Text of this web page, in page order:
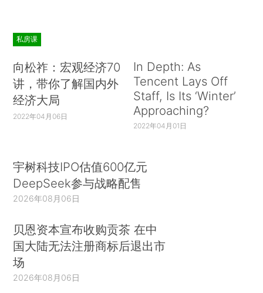
私房课
向松祚：宏观经济70
讲，带你了解国内外
经济大局
2022年04月06日
In Depth: As
Tencent Lays Off
Staff, Is Its ‘Winter’
Approaching?
2022年04月01日
宇树科技IPO估值600亿元
DeepSeek参与战略配售
2026年08月06日
贝恩资本宣布收购贡茶 在中
国大陆无法注册商标后退出市
场
2026年08月06日